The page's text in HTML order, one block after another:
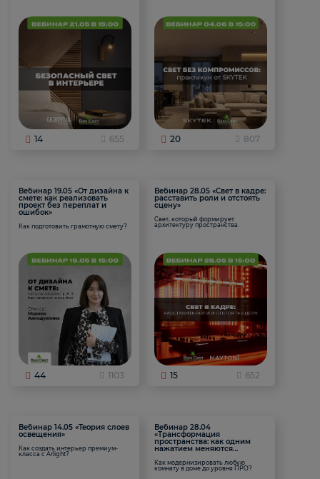
14 655 20 807
Вебинар 19.05 «От дизайна к
смете: как реализовать
проект без переплат и
ошибок»
Как подготовить грамотную смету?
44 1103
Вебинар 28.05 «Свет в кадре:
расставить роли и отстоять
сцену»
Свет, который формирует
архитектуру пространства.
15 652
Вебинар 14.05 «Теория слоев
освещения»
Как создать интерьер премиум-
класса с Arlight?
Вебинар 28.04
«Трансформация
пространства: как одним
нажатием меняются
Как модернизировать любую
комнату в доме до уровня ПРО?